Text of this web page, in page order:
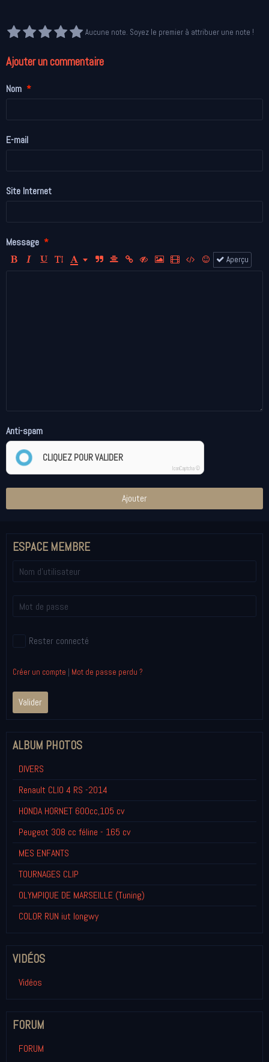
Aucune note. Soyez le premier à attribuer une note !
Ajouter un commentaire
Nom
E-mail
Site Internet
Message
Aperçu
Anti-spam
CLIQUEZ POUR VALIDER
IconCaptcha ©
Ajouter
ESPACE MEMBRE
Rester connecté
Créer un compte | Mot de passe perdu ?
Valider
ALBUM PHOTOS
DIVERS
Renault CLIO 4 RS -2014
HONDA HORNET 600cc,105 cv
Peugeot 308 cc féline - 165 cv
MES ENFANTS
TOURNAGES CLIP
OLYMPIQUE DE MARSEILLE (Tuning)
COLOR RUN iut longwy
VIDÉOS
Vidéos
FORUM
FORUM